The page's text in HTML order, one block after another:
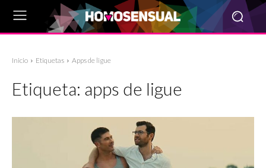
Inicio Etiquetas Apps de ligue
Etiqueta: apps de ligue